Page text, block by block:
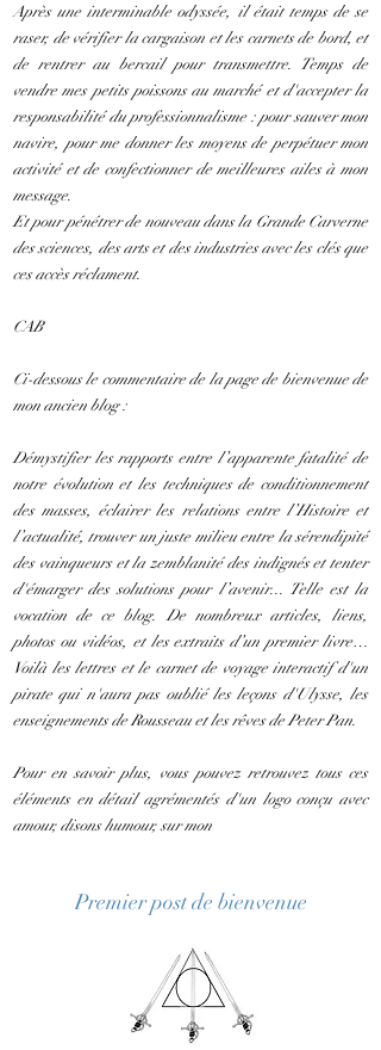
Après une interminable odyssée, il était temps de se
raser, de vérifier la cargaison et les carnets de bord, et
de rentrer au bercail pour transmettre. Temps de
vendre mes petits poissons au marché et d'accepter la
responsabilité du professionnalisme : pour sauver mon
navire, pour me donner les moyens de perpétuer mon
activité et de confectionner de meilleures ailes à mon
message.
Et pour pénétrer de nouveau dans la Grande Carverne
des sciences, des arts et des industries avec les clés que
ces accès réclament.
CAB
Ci-dessous le commentaire de la page de bienvenue de
mon ancien blog :
Démystifier les rapports entre l’apparente fatalité de
notre évolution et les techniques de conditionnement
des masses, éclairer les relations entre l’Histoire et
l’actualité, trouver un juste milieu entre la sérendipité
des vainqueurs et la zemblanité des indignés et tenter
d'émarger des solutions pour l’avenir... Telle est la
vocation de ce blog. De nombreux articles, liens,
photos ou vidéos, et les extraits d’un premier livre…
Voilà les lettres et le carnet de voyage interactif d'un
pirate qui n'aura pas oublié les leçons d'Ulysse, les
enseignements de Rousseau et les rêves de Peter Pan.
Pour en savoir plus, vous pouvez retrouvez tous ces
éléments en détail agrémentés d'un logo conçu avec
amour, disons humour, sur mon
Premier post de bienvenue